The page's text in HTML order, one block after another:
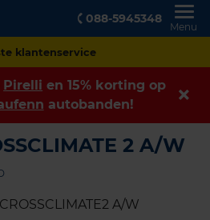
088-5945348
Menu
betalen
Pirelli en 15% korting op
autobanden!
2 A/W